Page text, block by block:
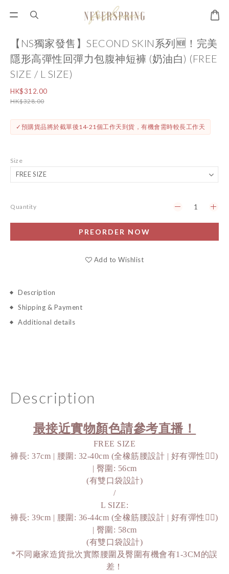
【NS獨家發售】SECOND SKIN系列🆕！完美
隱形高彈性回彈力包腹神短褲 (奶油白) (FREE
SIZE / L SIZE)
HK$312.00
HK$328.00
✓預購貨品將於截單後14-21個工作天到貨，有機會需時較長工作天
Size
Quantity
PREORDER NOW
Add to Wishlist
Description
Shipping & Payment
Additional details
Description
最接近實物顏色請參考直播！
FREE SIZE
褲長: 37cm | 腰圍: 32-40cm (全橡筋腰設計 | 好有彈性👍🏻)
| 臀圍: 56cm
(有雙口袋設計)
/
L SIZE:
褲長: 39cm | 腰圍: 36-44cm (全橡筋腰設計 | 好有彈性👍🏻)
| 臀圍: 58cm
(有雙口袋設計)
*不同廠家造貨批次實際腰圍及臀圍有機會有1-3CM的誤
差！